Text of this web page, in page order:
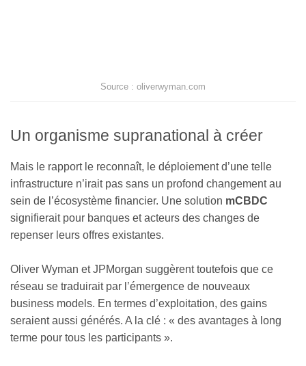
Source : oliverwyman.com
Un organisme supranational à créer
Mais le rapport le reconnaît, le déploiement d’une telle
infrastructure n’irait pas sans un profond changement au
sein de l’écosystème financier. Une solution mCBDC
signifierait pour banques et acteurs des changes de
repenser leurs offres existantes.
Oliver Wyman et JPMorgan suggèrent toutefois que ce
réseau se traduirait par l’émergence de nouveaux
business models. En termes d’exploitation, des gains
seraient aussi générés. A la clé : « des avantages à long
terme pour tous les participants ».